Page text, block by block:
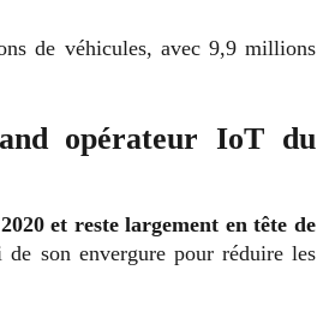
de véhicules, avec 9,9 millions
opérateur IoT du
et reste largement en tête de
son envergure pour réduire les